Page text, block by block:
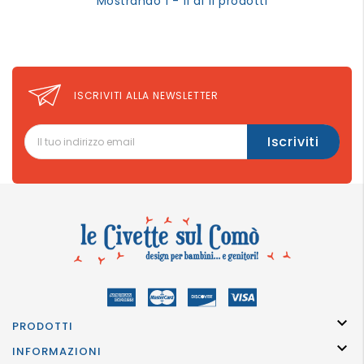
ISCRIVITI ALLA NEWSLETTER
PRODOTTI 
INFORMAZIONI 